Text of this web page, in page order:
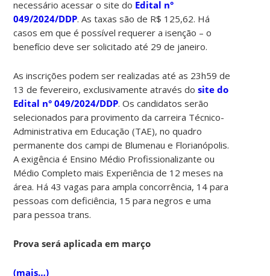
necessário acessar o site do Edital n°
049/2024/DDP. As taxas são de R$ 125,62. Há
casos em que é possível requerer a isenção – o
benefício deve ser solicitado até 29 de janeiro.
As inscrições podem ser realizadas até as 23h59 de
13 de fevereiro, exclusivamente através dosite do
Edital n° 049/2024/DDP. Os candidatos serão
selecionados para provimento da carreira Técnico-
Administrativa em Educação (TAE), no quadro
permanente dos campi de Blumenau e Florianópolis.
A exigência é Ensino Médio Profissionalizante ou
Médio Completo mais Experiência de 12 meses na
área. Há 43 vagas para ampla concorrência, 14 para
pessoas com deficiência, 15 para negros e uma
para pessoa trans.
Prova será aplicada em março
(mais…)